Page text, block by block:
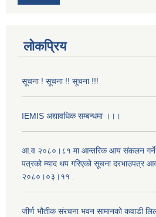
लोकप्रिय
सूचना ! सूचना !! सूचना !!!
IEMIS अद्यावधिक सम्बन्धमा ।।।
आ.व २०८०।८१ मा आन्तरिक आय संकलन गर्ने
पत्रको म्याद थप गरिएको सूचना दरभाउपत्र
२०८०।०३।११ .
जीर्ण भौतीक संरचना भवन सामानको कवाडी